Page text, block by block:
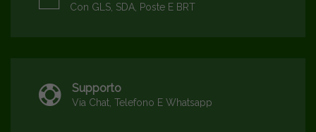
Con GLS, SDA, Poste E BRT
Supporto
Via Chat, Telefono E Whatsapp